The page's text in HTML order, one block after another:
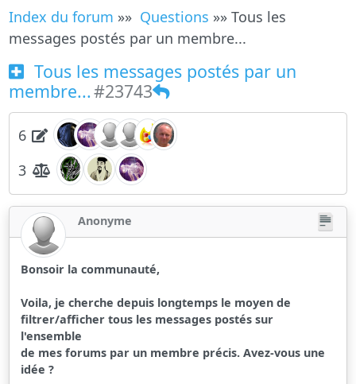
Index du forum »» Questions »» Tous les
messages postés par un membre...
Tous les messages postés par un
membre...#23743
6
3
Anonyme
Bonsoir la communauté,
Voila, je cherche depuis longtemps le moyen de
filtrer/afficher tous les messages postés sur
l'ensemble
de mes forums par un membre précis. Avez-vous une
idée ?